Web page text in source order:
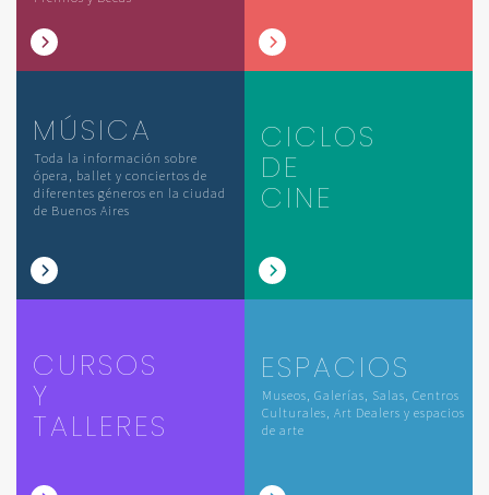
MÚSICA
Toda la información sobre
ópera, ballet y conciertos de
diferentes géneros en la ciudad
de Buenos Aires
CICLOS
DE
CINE
CURSOS
Y
TALLERES
ESPACIOS
Museos, Galerías, Salas, Centros
Culturales, Art Dealers y espacios
de arte